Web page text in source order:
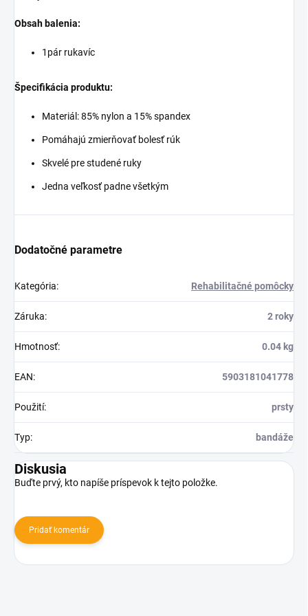
Obsah balenia:
1pár rukavíc
Špecifikácia produktu:
Materiál: 85% nylon a 15% spandex
Pomáhajú zmierňovať bolesť rúk
Skvelé pre studené ruky
Jedna veľkosť padne všetkým
Dodatočné parametre
Kategória: Rehabilitačné pomôcky
Záruka: 2 roky
Hmotnosť: 0.04 kg
EAN: 5903181041778
Použití: prsty
Typ: bandáže
Diskusia
Buďte prvý, kto napíše príspevok k tejto položke.
Pridať komentár